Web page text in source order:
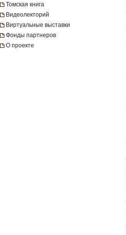
Томская книга
Видеолекторий
Виртуальные выставки
Фонды партнеров
О проекте